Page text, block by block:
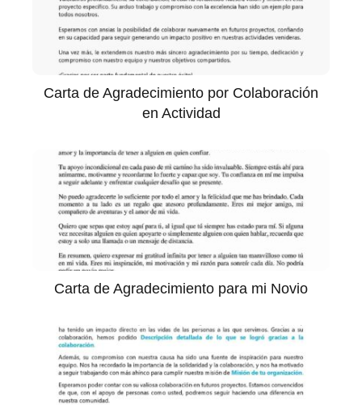
Carta de Agradecimiento por Colaboración
en Actividad
Carta de Agradecimiento para mi Novio